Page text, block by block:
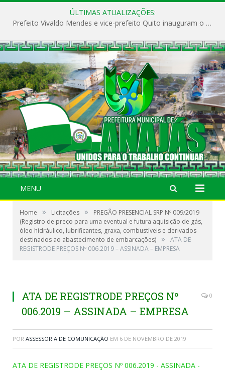
ÚLTIMAS ATUALIZAÇÕES:
Prefeito Vivaldo Mendes e vice-prefeito Quito inauguram o CAPS e fortalecem a saúde pública em Anajás.
MENU
Home » Licitações »
PREGÃO PRESENCIAL SRP Nº 009/2019
(Registro de preço para uma eventual e futura aquisição de gás,
óleo hidráulico, lubrificantes, graxa, combustíveis e derivados
destinados ao abastecimento de embarcações) »
ATA DE
REGISTRODE PREÇOS Nº 006.2019 – ASSINADA – EMPRESA
ATA DE REGISTRODE PREÇOS Nº
006.2019 – ASSINADA – EMPRESA
0
POR ASSESSORIA DE COMUNICAÇÃO EM 6 DE NOVEMBRO DE 2019
ATA DE REGISTRODE PREÇOS Nº 006.2019 - ASSINADA -